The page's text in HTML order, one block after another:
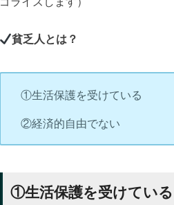
貧乏人とは？
①生活保護を受けている
②経済的自由でない
①生活保護を受けている